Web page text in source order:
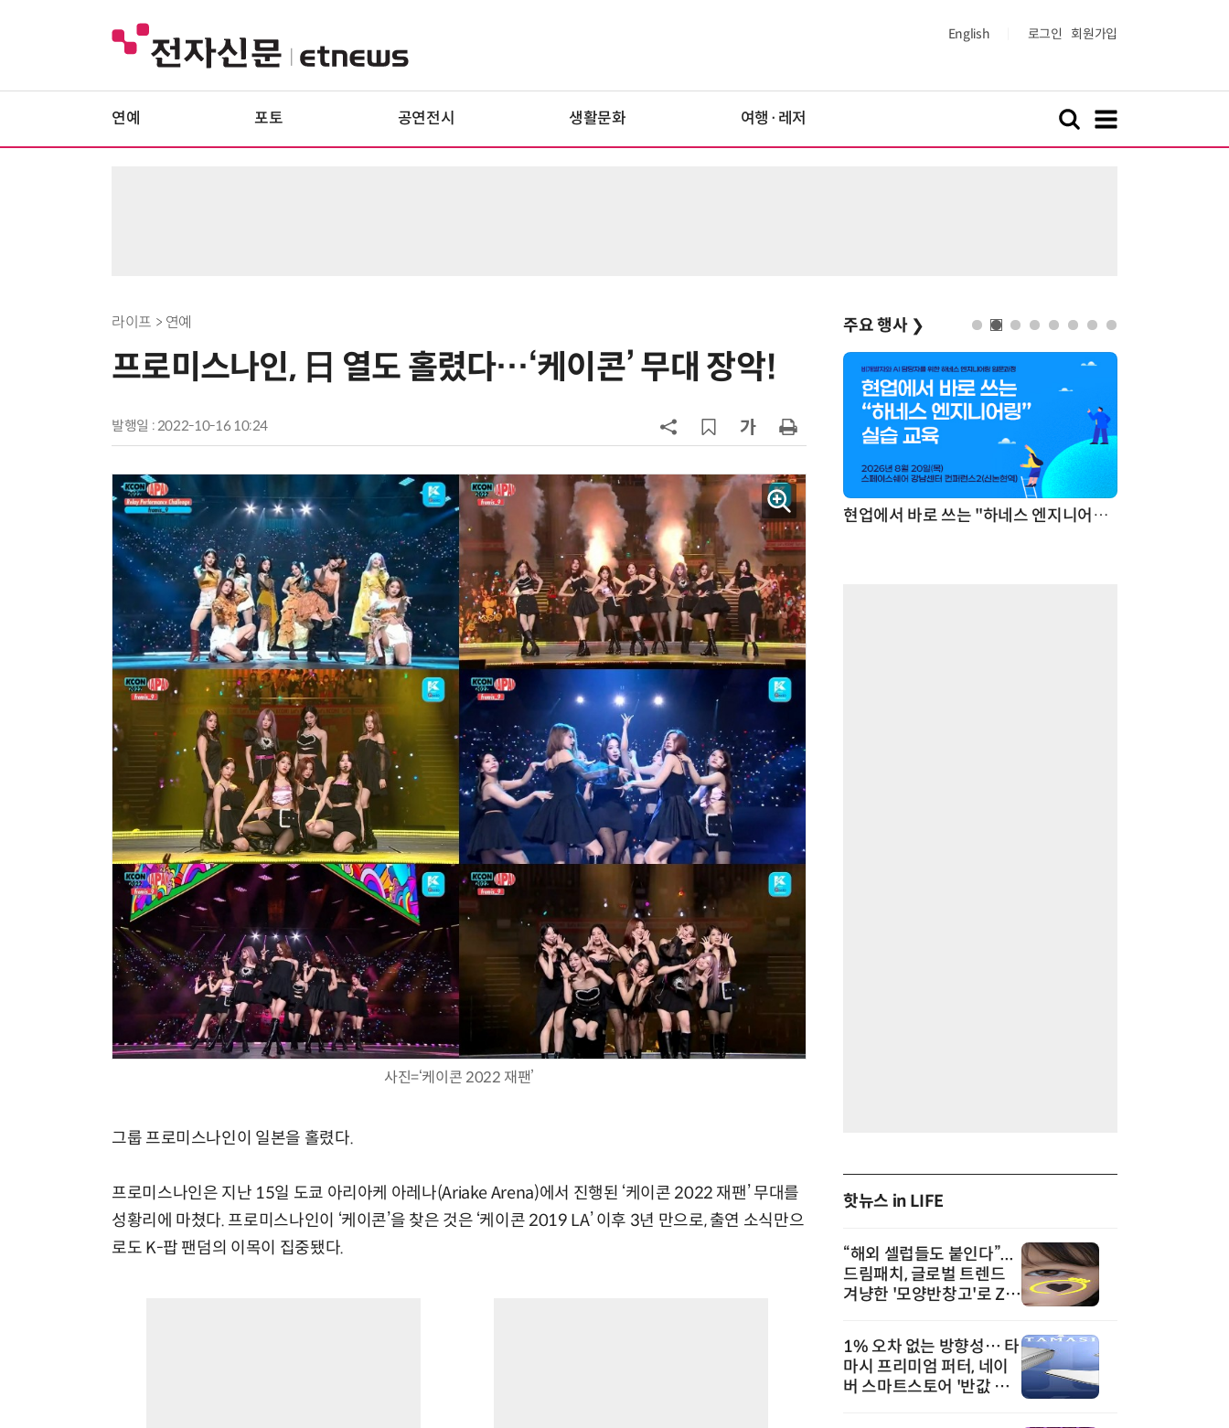
English 로그인 회원가입
연예 포토 공연전시 생활문화 여행·레저
라이프 > 연예
프로미스나인, 日 열도 홀렸다…‘케이콘’ 무대 장악!
발행일 : 2022-10-16 10:24
사진=‘케이콘 2022 재팬’
그룹 프로미스나인이 일본을 홀렸다.
프로미스나인은 지난 15일 도쿄 아리아케 아레나(Ariake Arena)에서 진행된 ‘케이콘 2022 재팬’ 무대를
성황리에 마쳤다. 프로미스나인이 ‘케이콘’을 찾은 것은 ‘케이콘 2019 LA’ 이후 3년 만으로, 출연 소식만으
로도 K-팝 팬덤의 이목이 집중됐다.
주요 행사 ❯
현업에서 바로 쓰는 "하네스 엔지니어링" 실습 교육
핫뉴스 in LIFE
“해외 셀럽들도 붙인다”...
드림패치, 글로벌 트렌드
겨냥한 '모양반창고'로 Z세
1% 오차 없는 방향성… 타
마시 프리미엄 퍼터, 네이
버 스마트스토어 '반값 할